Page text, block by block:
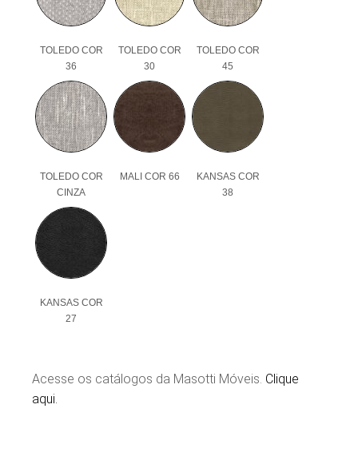
TOLEDO COR
36
TOLEDO COR
30
TOLEDO COR
45
TOLEDO COR
CINZA
MALI COR 66
KANSAS COR
38
KANSAS COR
27
Acesse os catálogos da Masotti Móveis. Clique
aqui.